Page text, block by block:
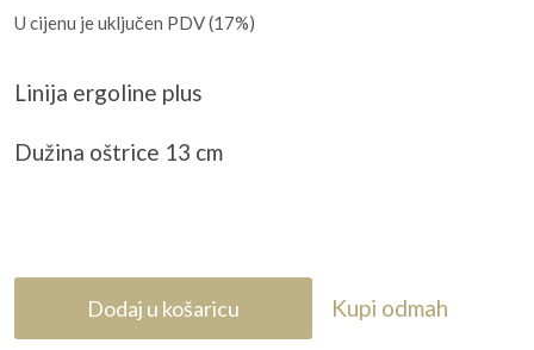
U cijenu je uključen PDV (17%)
Linija ergoline plus
Dužina oštrice 13 cm
Dodaj u košaricu Kupi odmah